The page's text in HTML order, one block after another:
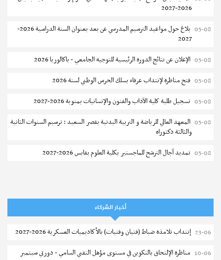
2026-2027
05-08
بلاغ حول مواعيد الترسيم المدرسي عن بعد بعنوان السنة الدراسية 2026-
2027
05-08 الإعلان عن نتائج الدورة الرئيسية للتوجيه الجامعي - باكالوريا 2026
05-08 فتح مناظرة لإنتداب عرفاء بسلك الحرس الوطني لسنة 2026
05-08 تسجيل طلبة كلية الآداب والفنون والإنسانيات بمنوبة 2026-2027
05-08 المعهد العالي للرياضة و التربية البدنية بقصر السعيد : ترسيم السنوات الثانية
والثالثة دكتوراه
05-08 تمديد آجال الترشح للماجستير بكلية العلوم بقابس 2026-2027
نتائج القبول الأولي لمناظرة إنتداب أساتذة التعليم الثانوي والفني والتقني
لقبول متكونين
أخبار الشركاء
23-06 إنتداب تلامذة ضباط (فتيان وفتيات) بالأكاديميات العسكرية 2026-2027
10-06 مناظرة الإلتحاق بالتكوين في مستوى مؤهل التقني السامي - دورتي سبتمبر